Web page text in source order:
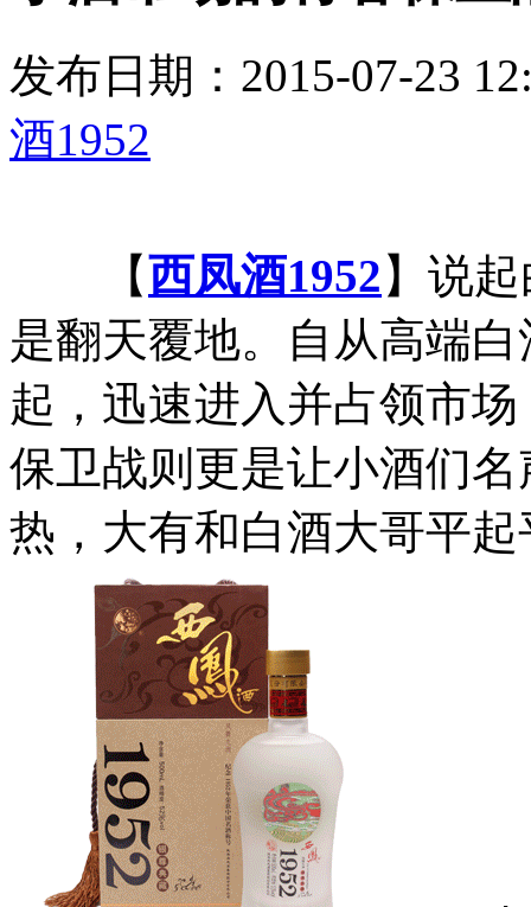
发布日期：2015-07-23
酒1952
【西凤酒1952 】说
是翻天覆地。自从高端
起，迅速进入并占领市
保卫战则更是让小酒们
热，大有和白酒大哥平